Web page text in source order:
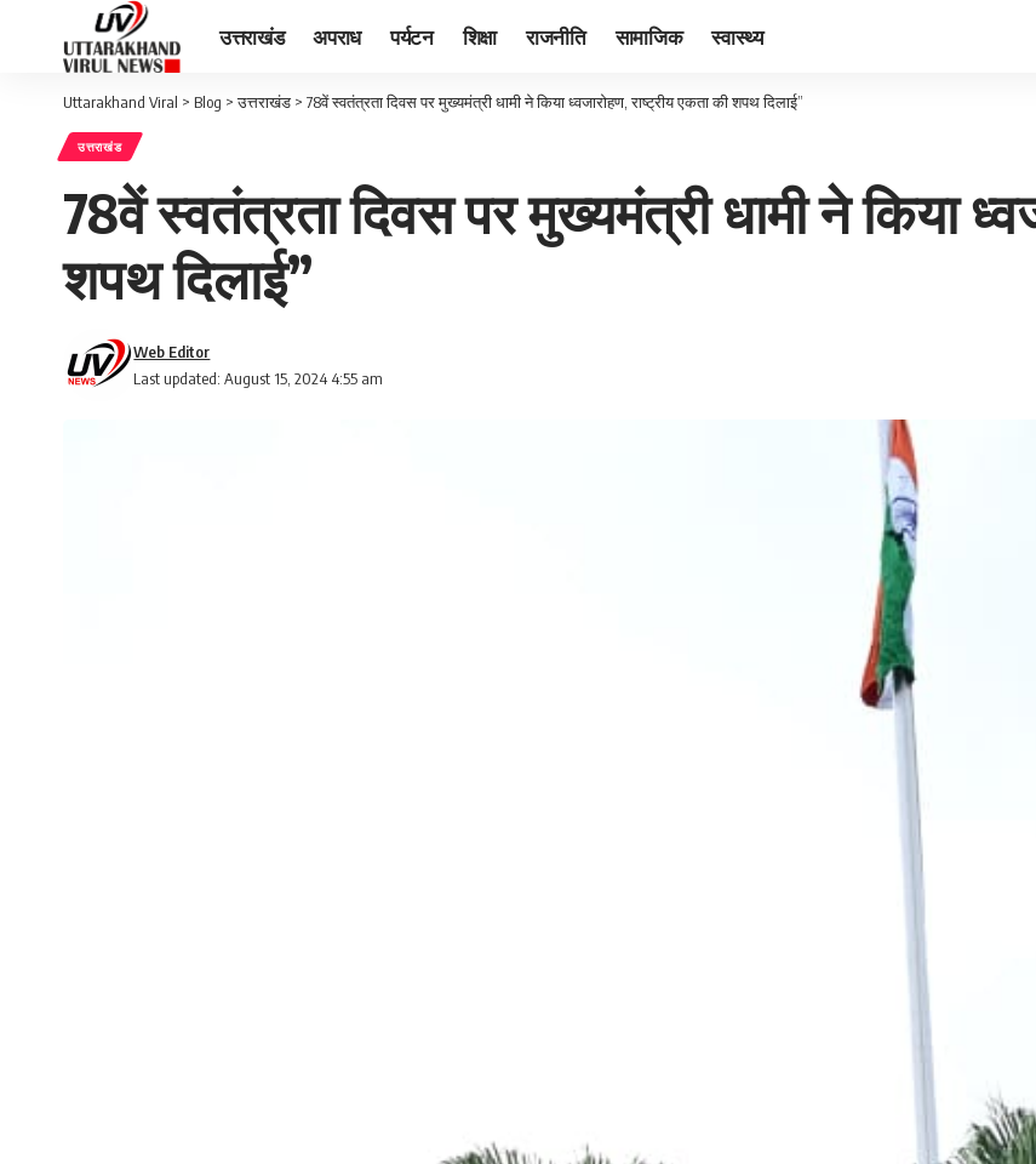
उत्तराखंड अपराध पर्यटन शिक्षा राजनीति सामाजिक स्वास्थ्य
Uttarakhand Viral > Blog >उत्तराखंड > 78वें स्वतंत्रता दिवस पर मुख्यमंत्री धामी ने किया ध्वजारोहण, राष्ट्रीय एकता की शपथ दिलाई”
उत्तराखंड
78वें स्वतंत्रता दिवस पर मुख्यमंत्री धामी ने किया
शपथ दिलाई”
Last updated: August 15, 2024 4:55 am
Web Editor